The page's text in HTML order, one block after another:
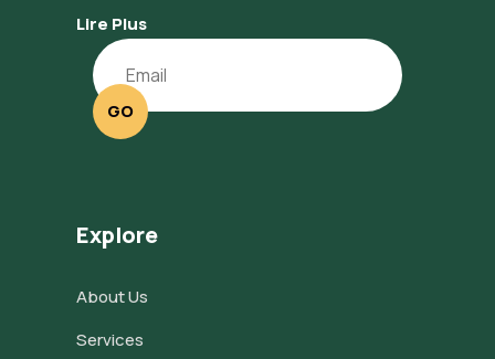
Lire Plus
GO
Explore
About Us
Services